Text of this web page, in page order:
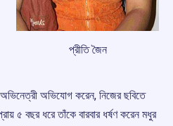
প্রীতি জৈন
অভিযোগ করেন, নিজের ছবিতে
৫ বছর ধরে তাঁকে বারবার ধর্ষণ করেন মধুর